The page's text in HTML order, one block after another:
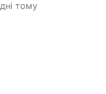
тому